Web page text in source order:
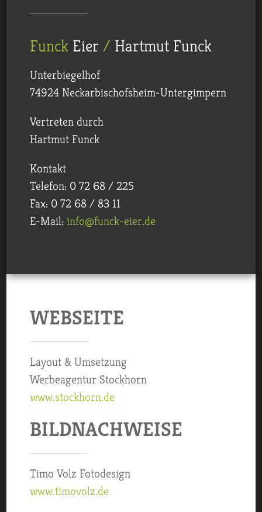
Funck Eier / Hartmut Funck
Unterbiegelhof
74924 Neckar­bischofs­heim-Untergimpern
Vertreten durch
Hartmut Funck
Kontakt
Telefon: 0 72 68 / 225
Fax: 0 72 68 / 83 11
E-Mail: info@funck-eier.de
WEBSEITE
Layout & Umsetzung
Werbeagentur Stockhorn
www.stockhorn.de
BILD­NACHWEISE
Timo Volz Fotodesign
www.timovolz.de